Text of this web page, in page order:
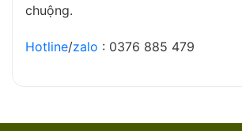
chuộng.
Hotline/zalo : 0376 885 479